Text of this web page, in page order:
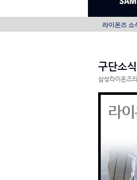
라이온즈 소
구단소식
삼성라이온즈
라